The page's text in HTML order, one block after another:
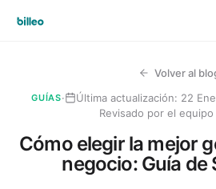
Volver al
GUÍAS· Última actualización: 22
Revisado por el equipo
Cómo elegir la mejor
negocio: Guía de